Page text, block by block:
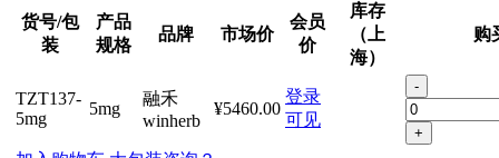
货号/包
装
产品
规格
品牌 市场价
会员
价
库存
（上
海）
购
TZT137-
5mg
5mg
融禾
winherb
¥5460.00
登录
可见
-
+